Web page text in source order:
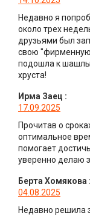
Недавно я
около трех
друзьями был
свою
подошла к
хруста!
Ирма Заец :
17.09.2025
Прочитав о
оптимальное
помогает
уверенно делаю
Берта Хомякова :
04.08.2025
Недавно решила